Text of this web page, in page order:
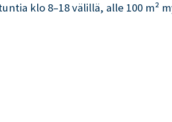
klo 8–18 välillä, alle 100 m²